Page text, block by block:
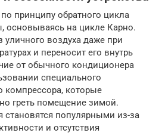
принципу обратного цикла
основываясь на цикле Карно.
уличного воздуха даже при
и переносит его внутрь
от обычного кондиционера
специального
компрессора, которые
греть помещение зимой.
становятся популярными из-за
и отсутствия